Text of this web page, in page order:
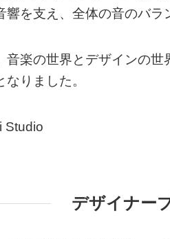
響を支え、全体の音のバラ
音楽の世界とデザインの
りました。
Studio
デザイナー